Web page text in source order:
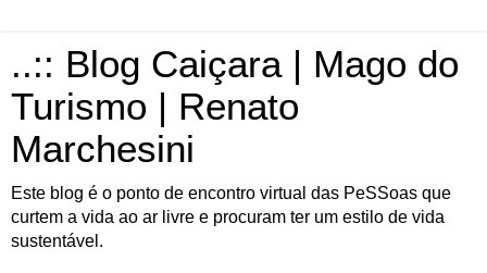
..:: Blog Caiçara | Mago do
Turismo | Renato
Marchesini
Este blog é o ponto de encontro virtual das PeSSoas que
curtem a vida ao ar livre e procuram ter um estilo de vida
sustentável.